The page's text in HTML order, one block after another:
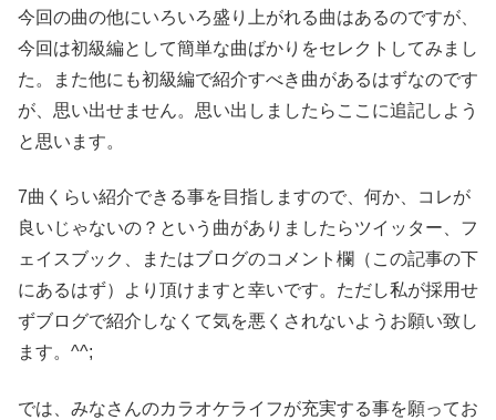
今回の曲の他にいろいろ盛り上がれる曲はあるのですが、
今回は初級編として簡単な曲ばかりをセレクトしてみまし
た。また他にも初級編で紹介すべき曲があるはずなのです
が、思い出せません。思い出しましたらここに追記しよう
と思います。
7曲くらい紹介できる事を目指しますので、何か、コレが
良いじゃないの？という曲がありましたらツイッター、フ
ェイスブック、またはブログのコメント欄（この記事の下
にあるはず）より頂けますと幸いです。ただし私が採用せ
ずブログで紹介しなくて気を悪くされないようお願い致し
ます。^^;
では、みなさんのカラオケライフが充実する事を願ってお